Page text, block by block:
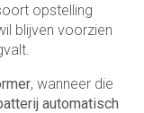
opstelling
blijven voorzien
, wanneer die
automatisch